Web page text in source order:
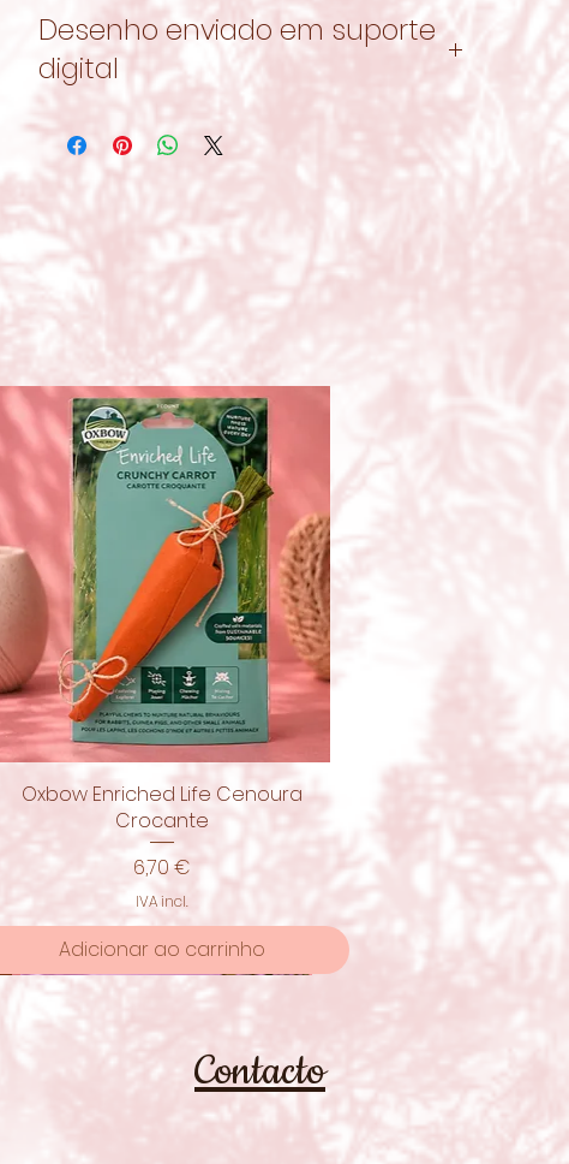
Desenho enviado em suporte
digital
Visualização rápida
Oxbow Enriched Life Cenoura
Crocante
Preço
6,70 €
IVA incl.
Adicionar ao carrinho
Promoção
Contacto